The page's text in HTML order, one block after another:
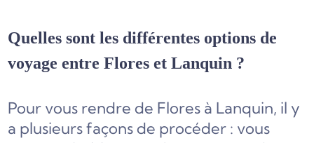
Quelles sont les différentes options de
voyage entre Flores et Lanquin ?
Pour vous rendre de Flores à Lanquin, il y
a plusieurs façons de procéder : vous